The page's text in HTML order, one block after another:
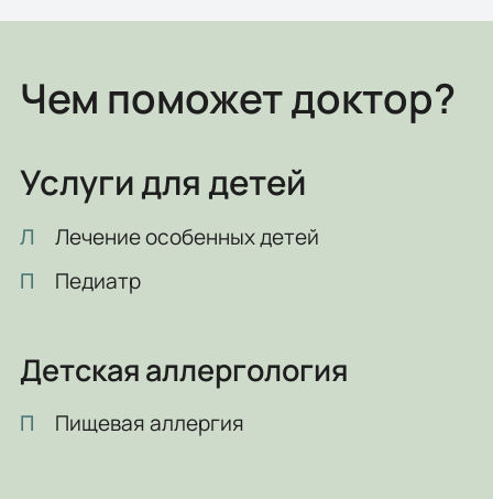
Чем поможет доктор?
Услуги для детей
Л
Лечение особенных детей
П
Педиатр
Детская аллергология
П Пищевая аллергия